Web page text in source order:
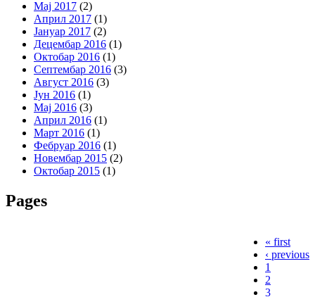
Мај 2017 (2)
Април 2017 (1)
Јануар 2017 (2)
Децембар 2016 (1)
Октобар 2016 (1)
Септембар 2016 (3)
Август 2016 (3)
Јун 2016 (1)
Мај 2016 (3)
Април 2016 (1)
Март 2016 (1)
Фебруар 2016 (1)
Новембар 2015 (2)
Октобар 2015 (1)
Pages
« first
‹ previous
1
2
3